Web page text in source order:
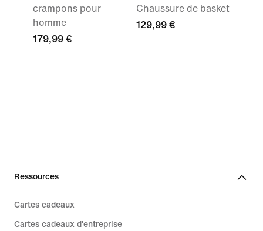
crampons pour
homme
179,99 €
Chaussure de basket
129,99 €
Ressources
Cartes cadeaux
Cartes cadeaux d'entreprise